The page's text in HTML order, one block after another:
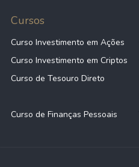
Cursos
Curso Investimento em Ações
Curso Investimento em Criptos
Curso de Tesouro Direto
Curso de Finanças Pessoais